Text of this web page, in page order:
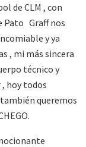
de CLM , con
Pato Graff nos
y ya
, mi más sincera
técnico y
hoy todos
queremos